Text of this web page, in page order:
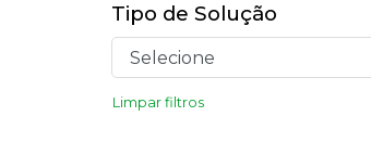
Tipo de Solução
Limpar filtros